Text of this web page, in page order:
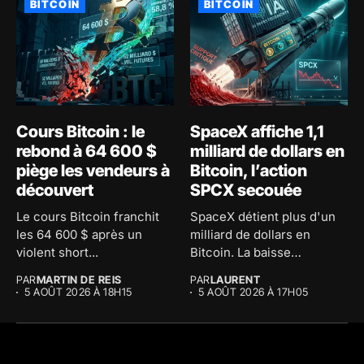
BITCOIN
Cours Bitcoin : le
rebond à 64 600 $
piège les vendeurs à
découvert
Le cours Bitcoin franchit
les 64 600 $ après un
violent short...
PARMARTIN DE REIS
5 AOÛT 2026 À 18H15
BITCOIN
SpaceX affiche 1,1
milliard de dollars en
Bitcoin, l’action
SPCX secouée
SpaceX détient plus d'un
milliard de dollars en
Bitcoin. La baisse
PARLAURENT
5 AOÛT 2026 À 17H05